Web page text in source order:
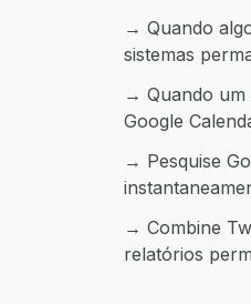
→ Quando
sistemas
→ Quando um
Google
→ Pesquise
→ Combine
relatórios